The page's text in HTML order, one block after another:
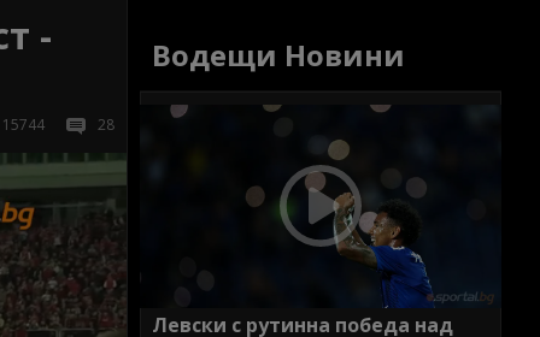
-
15744 28
Водещи Новини
Левски с рутинна победа над